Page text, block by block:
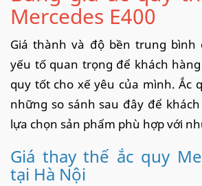
Mercedes E400
Giá thành và độ bền trung bình
yếu tố quan trọng để khách
quy tốt cho xế yêu của mình. Ắc
những so sánh sau đây để
lựa chọn sản phẩm phù hợp với
Giá thay thế ắc quy
tại Hà Nội